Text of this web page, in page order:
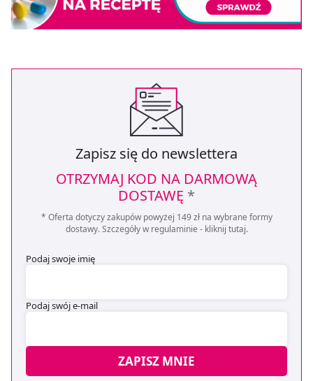
Zapisz się do newslettera
OTRZYMAJ KOD NA DARMOWĄ
DOSTAWĘ *
* Oferta dotyczy zakupów powyżej 149 zł na wybrane formy
dostawy. Szczegóły w regulaminie - kliknij tutaj.
Podaj swoje imię
Podaj swój e-mail
ZAPISZ MNIE